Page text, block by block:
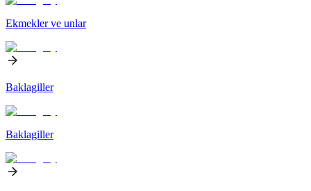
Ekmekler ve unlar
Baklagiller
Baklagiller